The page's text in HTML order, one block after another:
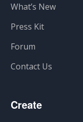
What’s New
Press Kit
Forum
Contact Us
Create